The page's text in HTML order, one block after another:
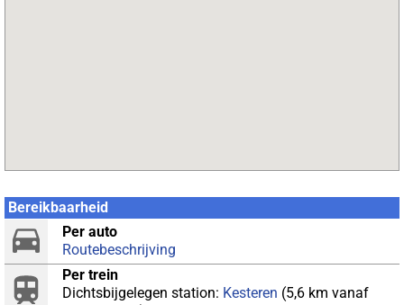
Bereikbaarheid
Per auto
Routebeschrijving
Per trein
Dichtsbijgelegen station: Kesteren (5,6 km vanaf